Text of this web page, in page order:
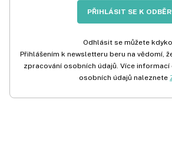
PŘIHLÁSIT SE K
Odhlásit se můžete
Přihlášením k newsletteru beru na vědomí,
zpracování osobních údajů. Více informací
osobních údajů naleznete